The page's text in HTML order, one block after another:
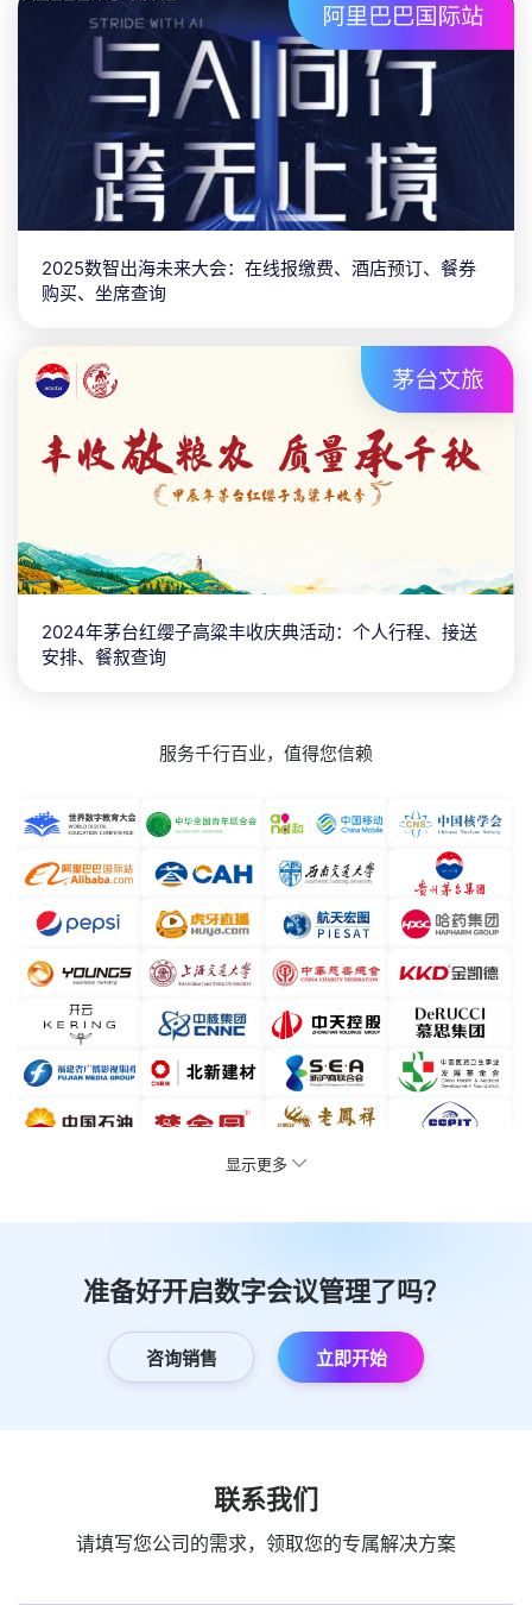
2025数智出海未来大会：在线报缴费、酒店预订、餐券
购买、坐席查询
2024年茅台红缨子高粱丰收庆典活动：个人行程、接送
安排、餐叙查询
服务千行百业，值得您信赖
显示更多
准备好开启数字会议管理了吗？
咨询销售 立即开始
联系我们
请填写您公司的需求，领取您的专属解决方案